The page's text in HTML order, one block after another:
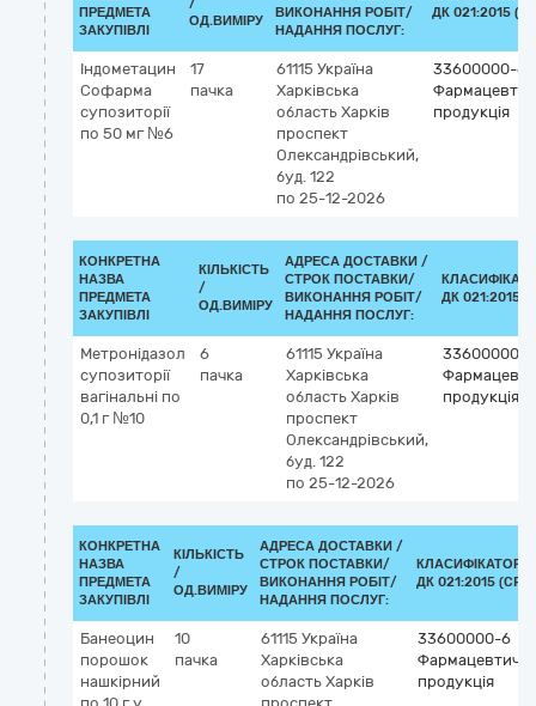
ПРЕДМЕТА
ЗАКУПІВЛІ
ОД.ВИМІРУ
ВИКОНАННЯ РОБІТ/
НАДАННЯ ПОСЛУГ:
ДК 021:2015
Індометацин
Софарма
супозиторії
по 50 мг №6
17
пачка
61115 Україна
Харківська
область Харків
проспект
Олександрівський,
буд. 122
по 25-12-2026
33600000-6
продукція
КОНКРЕТНА
НАЗВА
ПРЕДМЕТА
ЗАКУПІВЛІ
КІЛЬКІСТЬ
/
ОД.ВИМІРУ
АДРЕСА ДОСТАВКИ /
СТРОК ПОСТАВКИ/
ВИКОНАННЯ РОБІТ/
НАДАННЯ ПОСЛУГ:
ДК 021:2015
Метронідазол
супозиторії
вагінальні по
0,1 г №10
6
пачка
61115 Україна
Харківська
область Харків
проспект
Олександрівський,
буд. 122
по 25-12-2026
33600000-6
продукція
КОНКРЕТНА
НАЗВА
ПРЕДМЕТА
ЗАКУПІВЛІ
КІЛЬКІСТЬ
/
ОД.ВИМІРУ
АДРЕСА ДОСТАВКИ /
СТРОК ПОСТАВКИ/
ВИКОНАННЯ РОБІТ/
НАДАННЯ ПОСЛУГ:
КЛАСИФІКАТОР
ДК 021:2015 (CPV)
Банеоцин
порошок
нашкірний
10
пачка
61115 Україна
Харківська
область Харків
33600000-6
продукція